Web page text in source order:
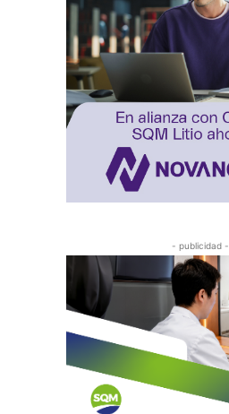
- publicidad -